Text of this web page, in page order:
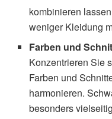
kombinieren
weniger Kleidung
Farben und
Konzentrieren Sie
Farben und
harmonieren.
besonders